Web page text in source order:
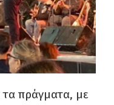
τα πράγματα, με